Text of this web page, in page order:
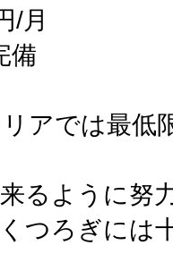
/月
備
アでは最低
るように努
つろぎには